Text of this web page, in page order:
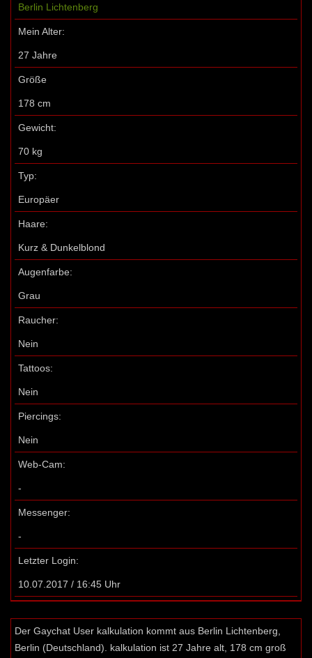
Berlin Lichtenberg
Mein Alter:
27 Jahre
Größe
178 cm
Gewicht:
70 kg
Typ:
Europäer
Haare:
Kurz & Dunkelblond
Augenfarbe:
Grau
Raucher:
Nein
Tattoos:
Nein
Piercings:
Nein
Web-Cam:
-
Messenger:
-
Letzter Login:
10.07.2017 / 16:45 Uhr
Der Gaychat User kalkulation kommt aus Berlin Lichtenberg,
Berlin (Deutschland). kalkulation ist 27 Jahre alt, 178 cm groß